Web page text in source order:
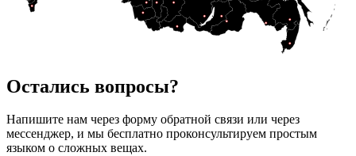
Остались вопросы?
Напишите нам через форму обратной связи или через
мессенджер, и мы бесплатно проконсультируем простым
языком о сложных вещах.